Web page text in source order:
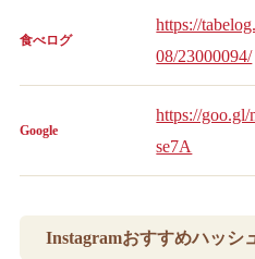
食べログ
https://
08/23000094/
Google
https://
se7A
Instagramおすすめハッシ